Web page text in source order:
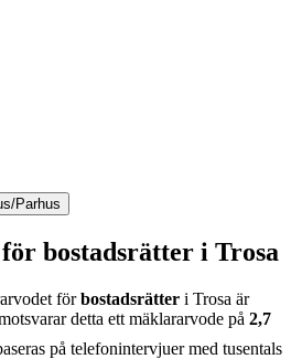
Parhus
bostadsrätter i Trosa
förbostadsrätter i Trosa är
detta ett mäklararvode på 2,7
på telefonintervjuer med tusentals